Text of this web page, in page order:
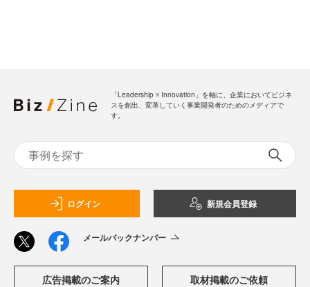
「Leadership ☓ Innovation」を軸に、企業においてビジネ
スを創出、変革していく事業開発者のためのメディアで
す。
ログイン 新規会員登録
メールバックナンバー
広告掲載のご案内 取材掲載のご依頼